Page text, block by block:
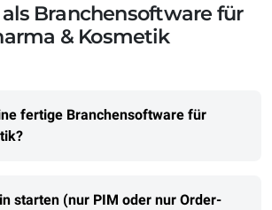
Branchensoftware für
& Kosmetik
fertige Branchensoftware für
starten (nur PIM oder nur Order-